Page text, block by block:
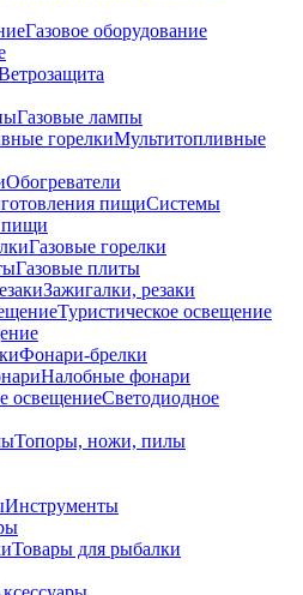
Газовое оборудование
Газовые лампы
Мультитопливные
Обогреватели
Системы
пищи
Газовые горелки
Газовые плиты
Зажигалки, резаки
Туристическое освещение
Фонари-брелки
Налобные фонари
Светодиодное
Топоры, ножи, пилы
Инструменты
Товары для рыбалки